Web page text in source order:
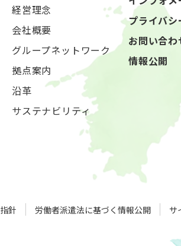
経営理念
会社概要
グループネットワーク
拠点案内
沿革
サステナビリティ
プライバシ
お問い合わ
情報公開
針 労働者派遣法に基づく情報公開 サ